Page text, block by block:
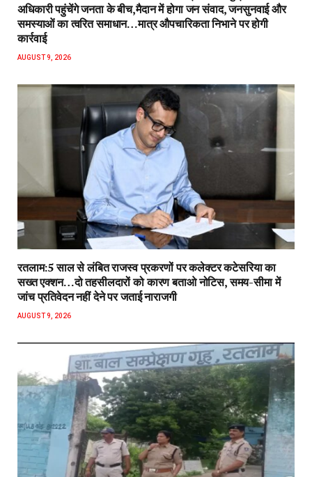
अधिकारी पहुंचेंगे जनता के बीच,मैदान में होगा जन संवाद, जनसुनवाई और
समस्याओं का त्वरित समाधान…मात्र औपचारिकता निभाने पर होगी
कार्रवाई
AUGUST 9, 2026
रतलाम:5 साल से लंबित राजस्व प्रकरणों पर कलेक्टर कटेसरिया का
सख्त एक्शन…दो तहसीलदारों को कारण बताओ नोटिस, समय-सीमा में
जांच प्रतिवेदन नहीं देने पर जताई नाराजगी
AUGUST 9, 2026